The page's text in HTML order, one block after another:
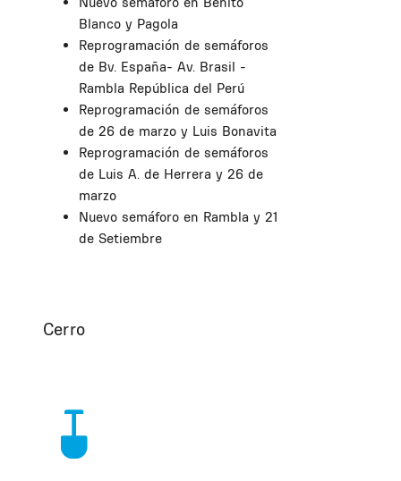
Blanco y Pagola
Reprogramación de semáforos
de Bv. España- Av. Brasil -
Rambla República del Perú
Reprogramación de semáforos
de 26 de marzo y Luis Bonavita
Reprogramación de semáforos
de Luis A. de Herrera y 26 de
marzo
Nuevo semáforo en Rambla y 21
de Setiembre
Cerro